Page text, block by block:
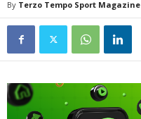
By Terzo Tempo Sport Magazine